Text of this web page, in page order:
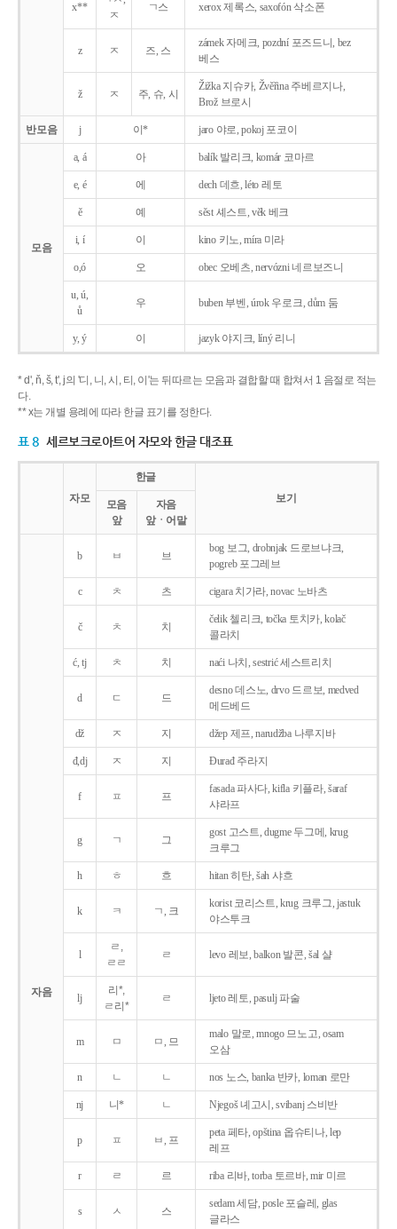
x**
ㅈ
ㄱ스 xerox 제록스, saxofón 삭소폰
z ㅈ 즈, 스
zámek 자메크, pozdní 포즈드니, bez
베스
ž ㅈ 주, 슈, 시
Žižka 지슈카, Žvěřina 주베르지나,
Brož 브로시
반모음 j 이* jaro 야로, pokoj 포코이
모음
a, á 아 balík 발리크, komár 코마르
e, é 에 dech 데흐, léto 레토
ě 예 sěst 셰스트, věk 베크
i, í 이 kino 키노, míra 미라
o,ó 오 obec 오베츠, nervózni 네르보즈니
u, ú,
ů
우 buben 부벤, úrok 우로크, dům 둠
y, ý 이 jazyk야지크, líný 리니
* d', ň, š, t', j의 '디, 니, 시, 티, 이'는 뒤따르는 모음과 결합할 때 합쳐서 1 음절로 적는
다.
** x는 개별 용례에 따라 한글 표기를 정한다.
표 8 세르보크로아트어 자모와 한글 대조표
자모
한글
보기
모음
앞
자음
앞ㆍ어말
자음
b ㅂ 브
bog 보그, drobnjak 드로브냐크,
pogreb 포그레브
c ㅊ 츠 cigara 치가라, novac 노바츠
č ㅊ 치
čelik 첼리크, točka 토치카, kolač
콜라치
ć, tj ㅊ 치 naći 나치, sestrić 세스트리치
d ㄷ 드
desno 데스노, drvo 드르보, medved
메드베드
dž ㅈ 지 džep 제프, narudžba 나루지바
đ,dj ㅈ 지 Ðurađ 주라지
f ㅍ 프
fasada 파사다, kifla 키플라, šaraf
샤라프
g ㄱ 그
gost 고스트, dugme 두그메, krug
크루그
h ㅎ 흐 hitan 히탄, šah 샤흐
k ㅋ ㄱ, 크
korist 코리스트, krug 크루그, jastuk
야스투크
l
ㄹ,
ㄹㄹ
ㄹ levo 레보, balkon 발콘, šal 샬
lj
리*,
ㄹ리*
ㄹ ljeto 레토, pasulj 파술
m ㅁ ㅁ, 므
malo 말로, mnogo 므노고, osam
오삼
n ㄴ ㄴ nos 노스, banka 반카, loman 로만
nj 니* ㄴ Njegoš 녜고시, svibanj 스비반
p ㅍ ㅂ, 프
peta 페타, opština 옵슈티나, lep
레프
r ㄹ 르 riba 리바, torba 토르바, mir 미르
s ㅅ 스
sedam 세담, posle 포슬레, glas
글라스